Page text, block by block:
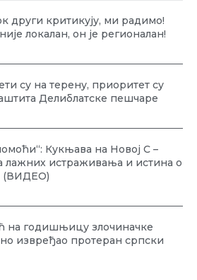
други критикују, ми радимо!
локалан, он је регионалан!
су на терену, приоритет су
Делиблатске пешчаре
Кукњава на Новој С –
лажних истраживања и истина о
(ВИДЕО)
на годишњицу злочиначке
извређао протеран српски